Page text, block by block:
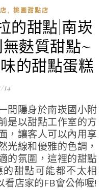
, 桃園甜點店
的甜點|南崁
麩質甜點~
的甜點蛋糕
14
間隱身於南崁國小附
是以甜點工作室的方
，讓客人可以內用享
光線和優雅的色調，
的氛圍，這裡的甜點
甜點可能都不太相
店家的FB會公佈喔!